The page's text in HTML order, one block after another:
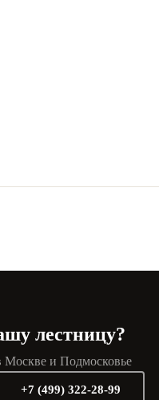
лестницу?
Москве и Подмосковье
+7 (499) 322-28-99